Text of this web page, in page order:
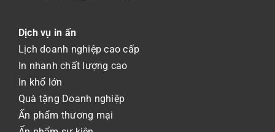
Dịch vụ in ấn
Lịch doanh nghiệp cao cấp
In nhanh chất lượng cao
In khổ lớn
Quà tặng Doanh nghiệp
Ấn phẩm thương mại